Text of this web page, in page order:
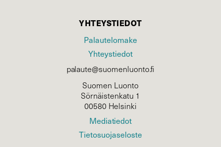
YHTEYSTIEDOT
Palautelomake
Yhteystiedot
palaute@suomenluonto.fi
Suomen Luonto
Sörnäistenkatu 1
00580 Helsinki
Mediatiedot
Tietosuojaseloste